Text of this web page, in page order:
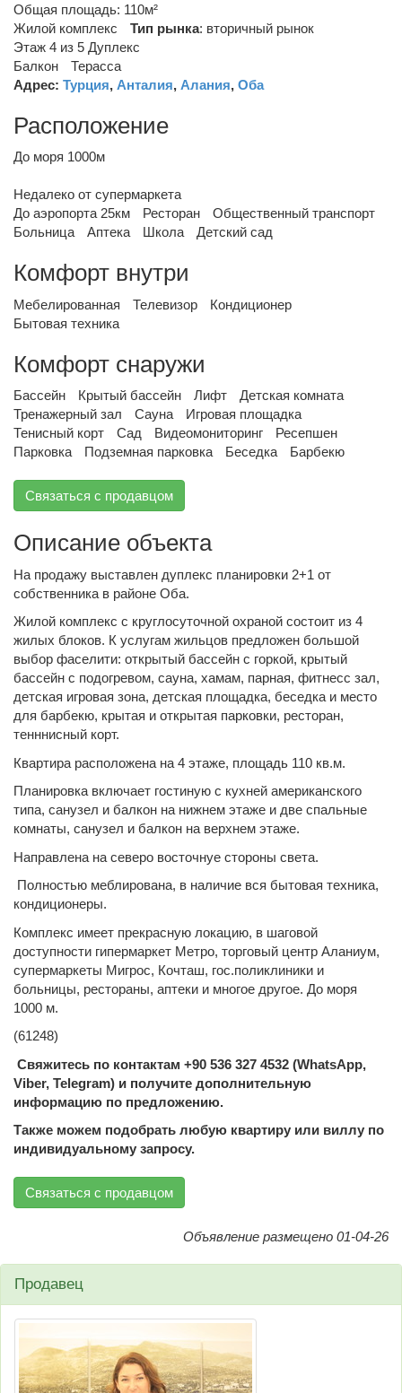
Общая площадь: 110м²
Жилой комплекс
Тип рынка: вторичный рынок
Этаж 4 из 5 Дуплекс
Балкон
Терасса
Адрес: Турция, Анталия, Алания, Оба
Расположение
До моря 1000м
Недалеко от супермаркета
До аэропорта 25км
Ресторан
Общественный транспорт
Больница
Аптека Школа Детский сад
Комфорт внутри
Мебелированная Телевизор
Кондиционер
Бытовая техника
Комфорт снаружи
Бассейн Крытый бассейн Лифт
Детская комната
Тренажерный зал
Сауна
Игровая площадка
Тенисный корт
Сад Видеомониторинг
Ресепшен
Парковка
Подземная парковка Беседка Барбекю
Связаться с продавцом
Описание объекта
На продажу выставлен дуплекс планировки 2+1 от
собственника в районе Оба.
Жилой комплекс с круглосуточной охраной состоит из 4
жилых блоков. К услугам жильцов предложен большой
выбор фаселити: открытый бассейн с горкой, крытый
бассейн с подогревом, сауна, хамам, парная, фитнесс зал,
детская игровая зона, детская площадка, беседка и место
для барбекю, крытая и открытая парковки, ресторан,
тенннисный корт.
Квартира расположена на 4 этаже, площадь 110 кв.м.
Планировка включает гостиную с кухней американского
типа, санузел и балкон на нижнем этаже и две спальные
комнаты, санузел и балкон на верхнем этаже.
Направлена на северо восточнуе стороны света.
Полностью меблирована, в наличие вся бытовая техника,
кондиционеры.
Комплекс имеет прекрасную локацию, в шаговой
доступности гипермаркет Метро, торговый центр Аланиум,
супермаркеты Мигрос, Кочташ, гос.поликлиники и
больницы, рестораны, аптеки и многое другое. До моря
1000 м.
(61248)
Свяжитесь по контактам +90 536 327 4532 (WhatsApp,
Viber, Telegram) и получите дополнительную
информацию по предложению.
Также можем подобрать любую квартиру или виллу по
индивидуальному запросу.
Связаться с продавцом
Объявление размещено 01-04-26
Продавец